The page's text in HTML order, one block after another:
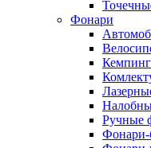
Фонари
Ручные
Фонари-